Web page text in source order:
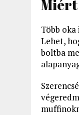
Több
Lehet,
boltba